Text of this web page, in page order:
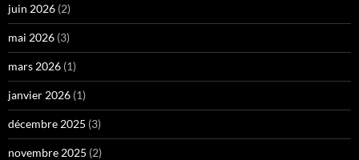
juin 2026 (2)
mai 2026 (3)
mars 2026 (1)
janvier 2026 (1)
décembre 2025 (3)
novembre 2025 (2)